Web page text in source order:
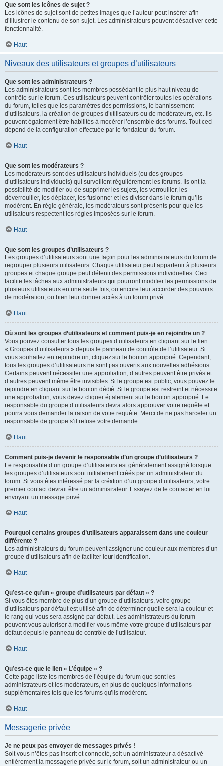
Que sont les icônes de sujet ?
Les icônes de sujet sont de petites images que l’auteur peut insérer afin
d’illustrer le contenu de son sujet. Les administrateurs peuvent désactiver cette
fonctionnalité.
Haut
Niveaux des utilisateurs et groupes d’utilisateurs
Que sont les administrateurs ?
Les administrateurs sont les membres possédant le plus haut niveau de
contrôle sur le forum. Ces utilisateurs peuvent contrôler toutes les opérations
du forum, telles que les paramètres des permissions, le bannissement
d’utilisateurs, la création de groupes d’utilisateurs ou de modérateurs, etc. Ils
peuvent également être habilités à modérer l’ensemble des forums. Tout ceci
dépend de la configuration effectuée par le fondateur du forum.
Haut
Que sont les modérateurs ?
Les modérateurs sont des utilisateurs individuels (ou des groupes
d’utilisateurs individuels) qui surveillent régulièrement les forums. Ils ont la
possibilité de modifier ou de supprimer les sujets, les verrouiller, les
déverrouiller, les déplacer, les fusionner et les diviser dans le forum qu’ils
modèrent. En règle générale, les modérateurs sont présents pour que les
utilisateurs respectent les règles imposées sur le forum.
Haut
Que sont les groupes d’utilisateurs ?
Les groupes d’utilisateurs sont une façon pour les administrateurs du forum de
regrouper plusieurs utilisateurs. Chaque utilisateur peut appartenir à plusieurs
groupes et chaque groupe peut détenir des permissions individuelles. Ceci
facilite les tâches aux administrateurs qui pourront modifier les permissions de
plusieurs utilisateurs en une seule fois, ou encore leur accorder des pouvoirs
de modération, ou bien leur donner accès à un forum privé.
Haut
Où sont les groupes d’utilisateurs et comment puis-je en rejoindre un ?
Vous pouvez consulter tous les groupes d’utilisateurs en cliquant sur le lien
« Groupes d’utilisateurs » depuis le panneau de contrôle de l’utilisateur. Si
vous souhaitez en rejoindre un, cliquez sur le bouton approprié. Cependant,
tous les groupes d’utilisateurs ne sont pas ouverts aux nouvelles adhésions.
Certains peuvent nécessiter une approbation, d’autres peuvent être privés et
d’autres peuvent même être invisibles. Si le groupe est public, vous pouvez le
rejoindre en cliquant sur le bouton dédié. Si le groupe est restreint et nécessite
une approbation, vous devez cliquer également sur le bouton approprié. Le
responsable du groupe d’utilisateurs devra alors approuver votre requête et
pourra vous demander la raison de votre requête. Merci de ne pas harceler un
responsable de groupe s’il refuse votre demande.
Haut
Comment puis-je devenir le responsable d’un groupe d’utilisateurs ?
Le responsable d’un groupe d’utilisateurs est généralement assigné lorsque
les groupes d’utilisateurs sont initialement créés par un administrateur du
forum. Si vous êtes intéressé par la création d’un groupe d’utilisateurs, votre
premier contact devrait être un administrateur. Essayez de le contacter en lui
envoyant un message privé.
Haut
Pourquoi certains groupes d’utilisateurs apparaissent dans une couleur
différente ?
Les administrateurs du forum peuvent assigner une couleur aux membres d’un
groupe d’utilisateurs afin de faciliter leur identification.
Haut
Qu’est-ce qu’un « groupe d’utilisateurs par défaut » ?
Si vous êtes membre de plus d’un groupe d’utilisateurs, votre groupe
d’utilisateurs par défaut est utilisé afin de déterminer quelle sera la couleur et
le rang qui vous sera assigné par défaut. Les administrateurs du forum
peuvent vous autoriser à modifier vous-même votre groupe d’utilisateurs par
défaut depuis le panneau de contrôle de l’utilisateur.
Haut
Qu’est-ce que le lien « L’équipe » ?
Cette page liste les membres de l’équipe du forum que sont les
administrateurs et les modérateurs, en plus de quelques informations
supplémentaires tels que les forums qu’ils modèrent.
Haut
Messagerie privée
Je ne peux pas envoyer de messages privés !
Soit vous n’êtes pas inscrit et connecté, soit un administrateur a désactivé
entièrement la messagerie privée sur le forum, soit un administrateur ou un